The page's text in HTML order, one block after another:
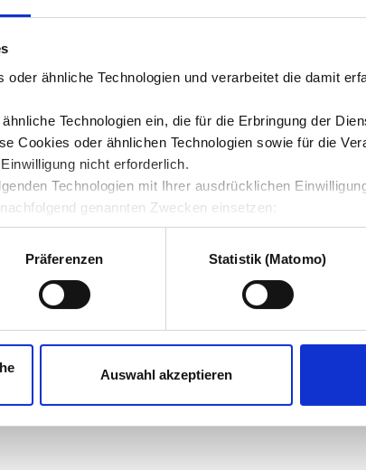
oder ähnliche Technologien und verarbeitet die damit
Technologien ein, die für die Erbringung der
Cookies oder ähnlichen Technologien sowie für die
nicht erforderlich.
Technologien mit Ihrer ausdrücklichen
genannten Zwecken einsetzen:
Präferenzen Statistik (Matomo)
Auswahl akzeptieren